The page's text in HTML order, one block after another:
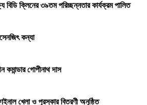
বিডি ক্লিনের ৩৯তম পরিচ্ছন্নতার কার্যক্রম পালিত
কন্যা
কমান্ডার গোপীনাথ দাস
ফাইনাল খেলা ও পুরস্কার বিতরণী অনুষ্ঠিত